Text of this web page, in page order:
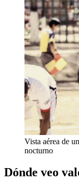
Vista aérea de
nocturno
Dónde veo